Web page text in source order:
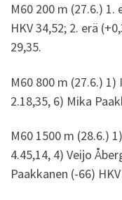
M60 200 m (27.6.)
HKV 34,52; 2. erä
29,35.
M60 800 m (27.6.)
2.18,35, 6) Mika
M60 1500 m (28.6.)
4.45,14, 4) Veijo
Paakkanen (-66)